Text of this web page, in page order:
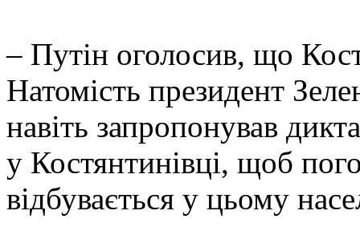
– Путін оголосив, що
Натомість президент
навіть запропонував
у Костянтинівці, щоб
відбувається у цьому